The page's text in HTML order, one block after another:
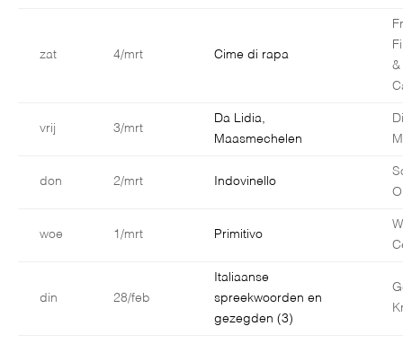
zat 4/mrt Cime di rapa
&
vrij 3/mrt
Da Lidia,
Maasmechelen
don 2/mrt Indovinello
woe 1/mrt Primitivo
din 28/feb
Italiaanse
spreekwoorden en
gezegden (3)